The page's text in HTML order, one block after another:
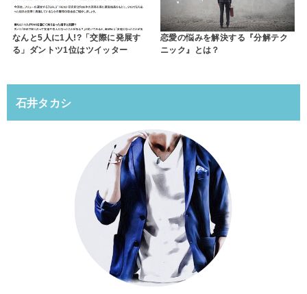
なんと5人に1人!?「交際に発展す
る」ダントツ1位はツイッター
恋愛の悩みを解決する『分解テク
ニック』とは？
石井タカシ